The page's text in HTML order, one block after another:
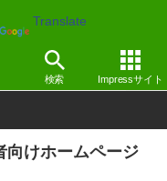
Translate
検索 Impressサイト
Webサービス
向けホームページ